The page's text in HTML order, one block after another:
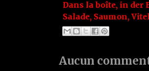
Dans la boîte, in der
Salade, Saumon,
Aucun